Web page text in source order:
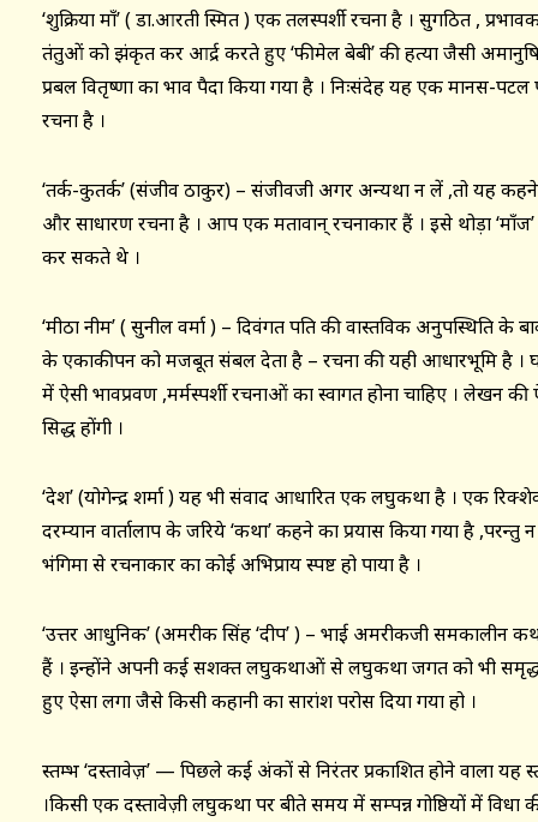
‘शुक्रिया माँ’ ( डा.आरती स्मित ) एक तलस्पर्शी रचना है । सुगठित ,
तंतुओं को झंकृत कर आर्द्र करते हुए ‘फीमेल बेबी’ की हत्या जैसी
प्रबल वितृष्णा का भाव पैदा किया गया है । निःसंदेह यह एक मानस-
रचना है ।
‘तर्क-कुतर्क’ (संजीव ठाकुर) – संजीवजी अगर अन्यथा न लें ,तो यह
और साधारण रचना है । आप एक क्षमतावान् रचनाकार हैं । इसे थोड़ा
कर सकते थे ।
‘मीठा नीम’ ( सुनील वर्मा ) – दिवंगत पति की वास्तविक अनुपस्थिति के
के एकाकीपन को मजबूत संबल देता है – रचना की यही आधारभूमि है ।
में ऐसी भावप्रवण ,मर्मस्पर्शी रचनाओं का स्वागत होना चाहिए । लेखन की
सिद्ध होंगी ।
‘देश’ (योगेन्द्र शर्मा ) यह भी संवाद आधारित एक लघुकथा है । एक
दरम्यान वार्तालाप के जरिये ‘कथा’ कहने का प्रयास किया गया है
भंगिमा से रचनाकार का कोई अभिप्राय स्पष्ट हो पाया है ।
‘उत्तर आधुनिक’ (अमरीक सिंह ‘दीप’ ) – भाई अमरीकजी समकालीन
हैं । इन्होंने अपनी कई सशक्त लघुकथाओं से लघुकथा जगत को भी
हुए ऐसा लगा जैसे किसी कहानी का सारांश परोस दिया गया हो ।
स्तम्भ ‘दस्तावेज़’ — पिछले कई अंकों से निरंतर प्रकाशित होने वाला यह
।किसी एक दस्तावेज़ी लघुकथा पर बीते समय में सम्पन्न गोष्ठियों में